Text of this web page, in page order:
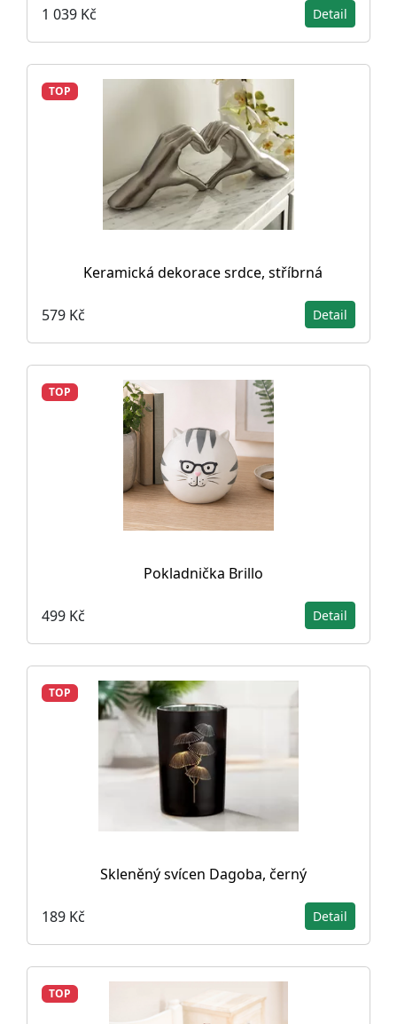
1 039 Kč Detail
TOP
Keramická dekorace srdce, stříbrná
579 Kč Detail
TOP
Pokladnička Brillo
499 Kč Detail
TOP
Skleněný svícen Dagoba, černý
189 Kč Detail
TOP